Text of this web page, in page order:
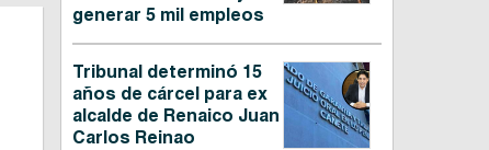
generar 5 mil empleos
Tribunal determinó 15
años de cárcel para ex
alcalde de Renaico Juan
Carlos Reinao